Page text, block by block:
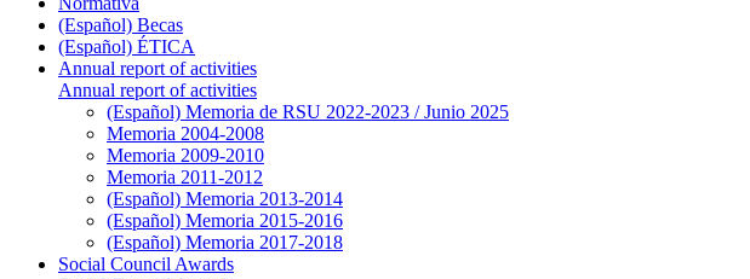
(Español) Becas
(Español) ÉTICA
Annual report of activities
Annual report of activities
(Español) Memoria de RSU 2022-2023 / Junio 2025
Memoria 2004-2008
Memoria 2009-2010
Memoria 2011-2012
(Español) Memoria 2013-2014
(Español) Memoria 2015-2016
(Español) Memoria 2017-2018
Social Council Awards